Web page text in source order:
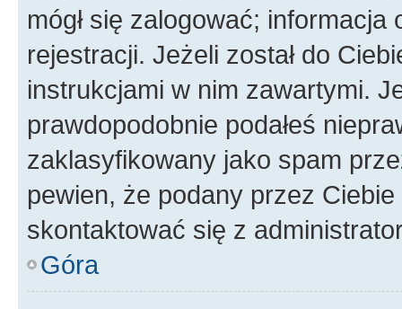
mógł się zalogować;
rejestracji. Jeżeli został do
instrukcjami w nim zawartymi.
prawdopodobnie podałeś
zaklasyfikowany jako spam
pewien, że podany przez
skontaktować się z
Góra